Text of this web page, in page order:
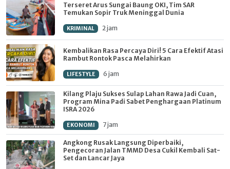
Terseret Arus Sungai Baung OKI, Tim SAR
Temukan Sopir Truk Meninggal Dunia
KRIMINAL 2 jam
Kembalikan Rasa Percaya Diri! 5 Cara Efektif Atasi
Rambut Rontok Pasca Melahirkan
LIFESTYLE 6 jam
Kilang Plaju Sukses Sulap Lahan Rawa Jadi Cuan,
Program Mina Padi Sabet Penghargaan Platinum
ISRA 2026
EKONOMI 7 jam
Angkong Rusak Langsung Diperbaiki,
Pengecoran Jalan TMMD Desa Cukil Kembali Sat-
Set dan Lancar Jaya